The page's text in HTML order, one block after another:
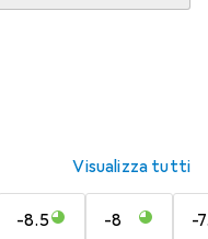
Visualizza tutti
-8.5 -8 -